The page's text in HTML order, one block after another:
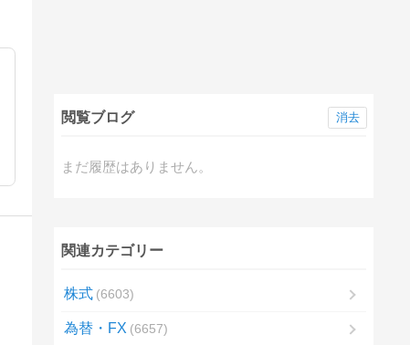
閲覧ブログ
まだ履歴はありません。
消去
関連カテゴリー
株式 6603
為替・FX 6657